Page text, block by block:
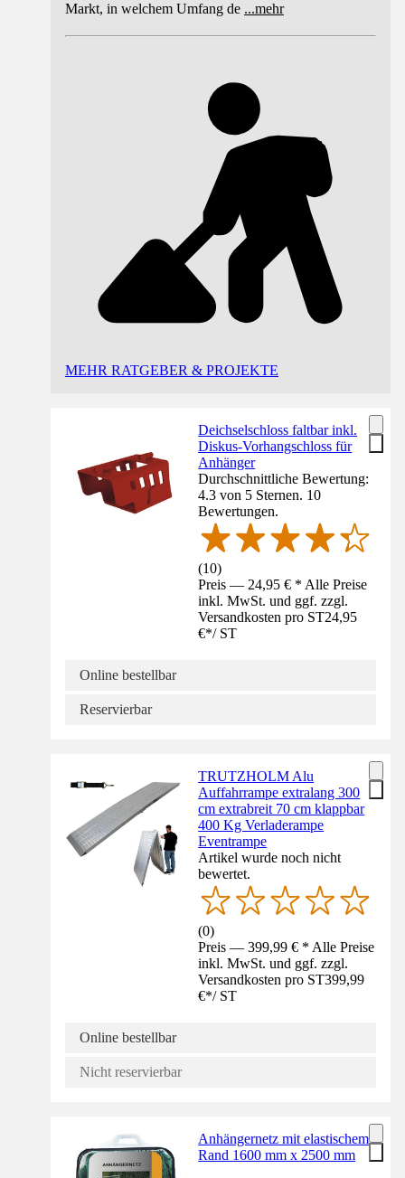
Markt, in welchem Umfang de ...mehr
MEHR RATGEBER & PROJEKTE
Deichselschloss faltbar inkl.
Diskus-Vorhangschloss für
Anhänger
Durchschnittliche Bewertung:
4.3 von 5 Sternen. 10
Bewertungen.
(10)
Preis — 24,95 € * Alle Preise
inkl. MwSt. und ggf. zzgl.
Versandkosten pro ST24,95
€*/ ST
Online bestellbar
Reservierbar
TRUTZHOLM Alu
Auffahrrampe extralang 300
cm extrabreit 70 cm klappbar
400 Kg Verladerampe
Eventrampe
Artikel wurde noch nicht
bewertet.
(0)
Preis — 399,99 € * Alle Preise
inkl. MwSt. und ggf. zzgl.
Versandkosten pro ST399,99
€*/ ST
Online bestellbar
Nicht reservierbar
Anhängernetz mit elastischem
Rand 1600 mm x 2500 mm